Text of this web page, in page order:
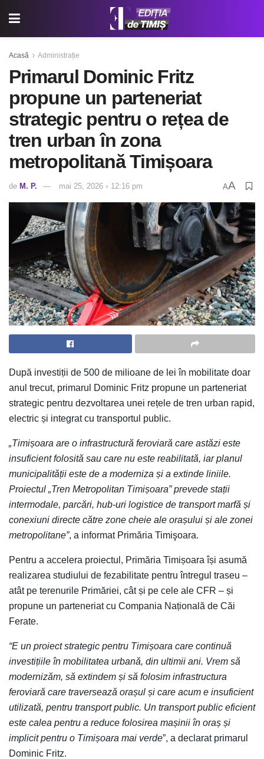
Acasă Administrație
Primarul Dominic Fritz
propune un parteneriat
strategic pentru o rețea de
tren urban în zona
metropolitană Timișoara
de M. P. mai 25, 2026 ◦ 12:16 pm AA
După investiții de 500 de milioane de lei în mobilitate doar
anul trecut, primarul Dominic Fritz propune un parteneriat
strategic pentru dezvoltarea unei rețele de tren urban rapid,
electric și integrat cu transportul public.
„Timișoara are o infrastructură feroviară care astăzi este
insuficient folosită sau care nu este reabilitată, iar planul
municipalității este de a moderniza și a extinde liniile.
Proiectul „Tren Metropolitan Timișoara” prevede stații
intermodale, parcări, hub-uri logistice de transport marfă și
conexiuni directe către zone cheie ale orașului și ale zonei
metropolitane”, a informat Primăria Timişoara.
Pentru a accelera proiectul, Primăria Timișoara își asumă
realizarea studiului de fezabilitate pentru întregul traseu –
atât pe terenurile Primăriei, cât și pe cele ale CFR – și
propune un parteneriat cu Compania Națională de Căi
Ferate.
“E un proiect strategic pentru Timișoara care continuă
investițiile în mobilitatea urbană, din ultimii ani. Vrem să
modernizăm, să extindem și să folosim infrastructura
feroviară care traversează orașul și care acum e insuficient
utilizată, pentru transport public. Un transport public eficient
este calea pentru a reduce folosirea mașinii în oraș și
implicit pentru o Timișoara mai verde”, a declarat primarul
Dominic Fritz.